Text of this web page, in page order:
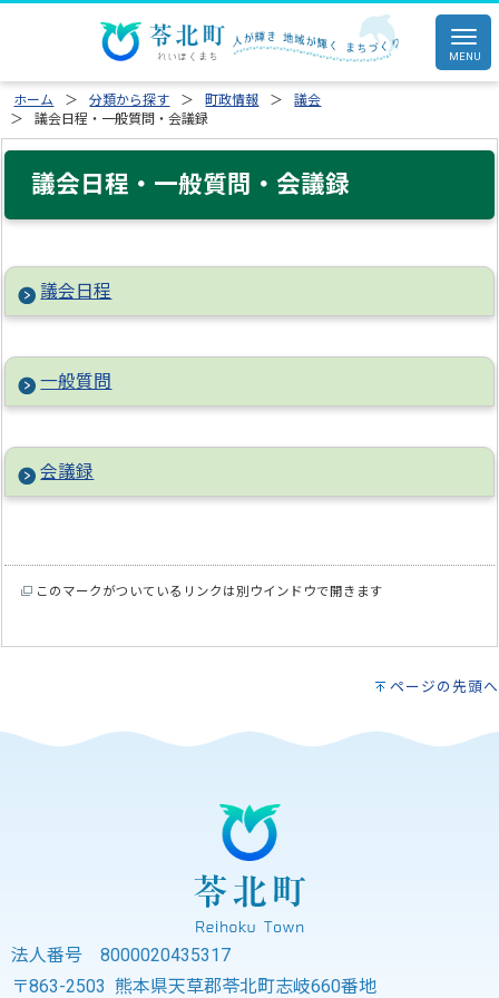
ホーム 分類から探す 町政情報
議会
議会日程・一般質問・会議録
議会日程・一般質問・会議録
議会日程
一般質問
会議録
このマークがついているリンクは別ウインドウで開きます
ページの先頭へ
法人番号 8000020435317
〒863-2503 熊本県天草郡苓北町志岐660番地